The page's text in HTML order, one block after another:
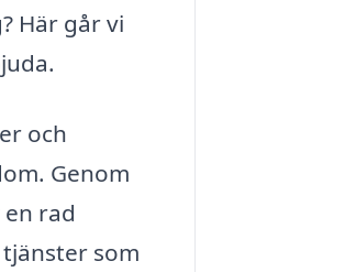
Här går vi
och
Genom
rad
som